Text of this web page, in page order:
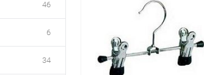
46
6
34 В избранное В наличии